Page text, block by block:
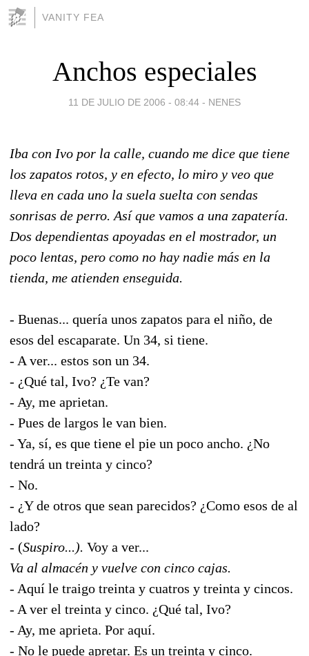
VANITY FEA
Anchos especiales
11 DE JULIO DE 2006 - 08:44 - NENES
Iba con Ivo por la calle, cuando me dice que tiene
los zapatos rotos, y en efecto, lo miro y veo que
lleva en cada uno la suela suelta con sendas
sonrisas de perro. Así que vamos a una zapatería.
Dos dependientas apoyadas en el mostrador, un
poco lentas, pero como no hay nadie más en la
tienda, me atienden enseguida.
- Buenas... quería unos zapatos para el niño, de
esos del escaparate. Un 34, si tiene.
- A ver... estos son un 34.
- ¿Qué tal, Ivo? ¿Te van?
- Ay, me aprietan.
- Pues de largos le van bien.
- Ya, sí, es que tiene el pie un poco ancho. ¿No
tendrá un treinta y cinco?
- No.
- ¿Y de otros que sean parecidos? ¿Como esos de al
lado?
- (Suspiro...). Voy a ver...
Va al almacén y vuelve con cinco cajas.
- Aquí le traigo treinta y cuatros y treinta y cincos.
- A ver el treinta y cinco. ¿Qué tal, Ivo?
- Ay, me aprieta. Por aquí.
- No le puede apretar. Es un treinta y cinco.